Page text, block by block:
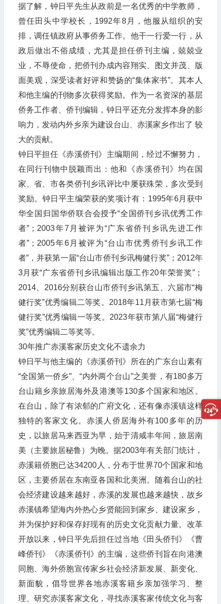
据了解，钟日平先生从政前是一名优秀的中学教师，
曾任田头中学校长，1992年8月，他服从组织的安
排，调任镇政府从事侨务工作。他干一行爱一行，从
政后做出不俗成绩，尤其是担任侨刊主编，兢兢业
业，不辱使命，把侨刊办成内容翔实、图文并茂、版
面美观，深受读者好评和赞扬的“集体家书”。其本人
和他主编的刊物多次获得奖励。作为一名资深的基层
侨务工作者、侨刊编辑，钟日平还充分发挥本身的影
响力，发动内外乡亲为建设台山、赤溪家乡作出了 较
大的贡献。
钟日平担任《赤溪侨刊》主编期间，经过不懈努力，
在同行刊物中脱颖而出：他和《赤溪侨刊》均在国
家、省、市各类侨刊乡讯评比中屡获殊荣，多次受到
奖励。钟日平主编荣获的奖项计有：1995年6月获中
华全国归国华侨联合会授予“全国侨刊乡讯优秀工作
者”；2003年7月被评为“广东省侨刊乡讯先进工作
者”；2005年6月被评为“台山市优秀侨刊乡讯工作
者”，并获第一届“台山市侨刊乡讯梅健行奖”；2012年
3月获“广东省侨刊乡讯编辑出版工作20年荣誉奖”；
2014、2016分别获台山市侨刊乡讯第五、六届市“梅
健行奖”优秀编辑二等奖。2018年11月获市第七届“梅
健行奖”优秀编辑一等奖。2023年获市第八届“梅健行
奖”优秀编辑二等奖等。
30年推广赤溪客家历史文化不遗余力
钟日平与他主编的《赤溪侨刊》所在的广东台山素有
“全国第一侨乡”、“内外两个台山”之美誉，有180多万
台山籍乡亲旅居海外及港澳等130多个国家和地区。
在台山，除了有浓郁的广府文化，还有像赤溪镇这样
独特的客家文化。赤溪人侨居海外有100多年的历
史，以旅居马来西亚为早，始于清咸丰年间，旅居南
美（主要旅居秘鲁）为晚。据2003年有关部门统计，
赤溪籍侨胞已达34200人，分布于世界70个国家和地
区，主要侨居在东南亚各国和北美洲。随着台山的社
会经济建设越来越好，赤溪的发展也越来越快，故乡
赤溪镇希望海内外热心乡贤能回到家乡、建设家乡，
并为保护好和保存好现有的历史文化贡献力量。改革
开放以来，钟日平先后担任过当地《田头侨刊》《曹
峰侨刊》《赤溪侨刊》的主编，这些侨刊旨在向港澳
同胞、海外侨胞宣传家乡社会经济新发展、新变化、
新面貌，倡导世界各地赤溪客籍乡亲加强学习、整
理、研究赤溪客家文化，寻找赤溪客家传统文化与客